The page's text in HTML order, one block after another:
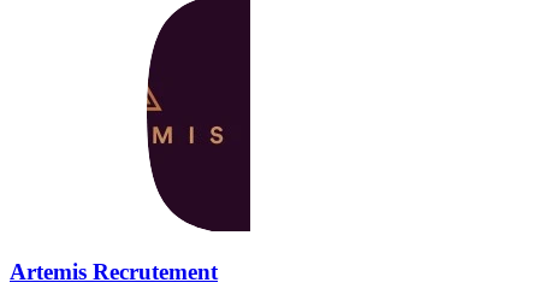
Artemis Recrutement